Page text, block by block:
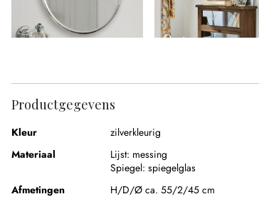
Productgegevens
Kleur
zilverkleurig
Materiaal
Lijst: messing
Spiegel: spiegelglas
Afmetingen
H/D/Ø ca. 55/2/45 cm